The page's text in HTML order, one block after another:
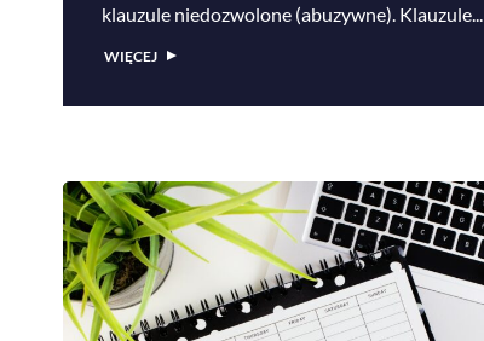
klauzule niedozwolone (abuzywne). Klauzule...
WIĘCEJ